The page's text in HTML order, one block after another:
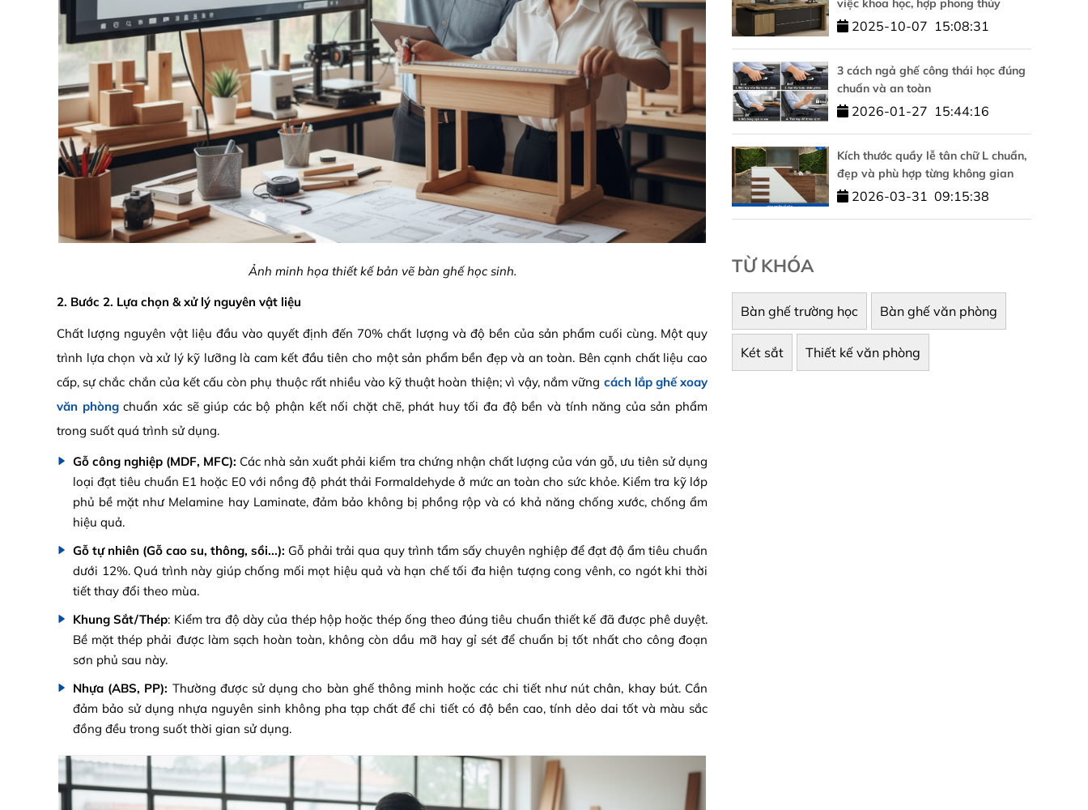
Ảnh minh họa thiết kế bản vẽ bàn ghế học sinh.
2. Bước 2. Lựa chọn & xử lý nguyên vật liệu
Chất lượng nguyên vật liệu đầu vào quyết định đến 70% chất lượng và độ bền của sản phẩm cuối cùng.Một quy
trình lựa chọn và xử lý kỹ lưỡng là cam kết đầu tiên cho một sản phẩm bền đẹp và an toàn. Bên cạnh chất liệu cao
cấp, sự chắc chắn của kết cấu còn phụ thuộc rất nhiều vào kỹ thuật hoàn thiện; vì vậy, nắm vững cách lắp ghế xoay
văn phòngchuẩn xác sẽ giúp các bộ phận kết nối chặt chẽ,phát huy tối đa độ bền và tính năng của sản phẩm
trong suốt quá trình sử dụng.
Gỗ công nghiệp (MDF, MFC): Các nhà sản xuất phải kiểm tra chứng nhận chất lượng của ván gỗ, ưu tiên sử dụng
loại đạt tiêu chuẩn E1 hoặc E0 với nồng độ phát thải Formaldehyde ở mức an toàn cho sức khỏe. Kiểm tra kỹ lớp
phủ bề mặt như Melamine hay Laminate, đảm bảo không bị phồng rộp và có khả năng chống xước, chống ẩm
hiệu quả.
Gỗ tự nhiên (Gỗ cao su, thông, sồi...): Gỗ phải trải qua quy trình tẩm sấy chuyên nghiệp để đạt độ ẩm tiêu chuẩn
dưới 12%. Quá trình này giúp chống mối mọt hiệu quả và hạn chế tối đa hiện tượng cong vênh, co ngót khi thời
tiết thay đổi theo mùa.
Khung Sắt/Thép: Kiểm tra độ dày của thép hộp hoặc thép ống theo đúng tiêu chuẩn thiết kế đã được phê duyệt.
Bề mặt thép phải được làm sạch hoàn toàn, không còn dầu mỡ hay gỉ sét để chuẩn bị tốt nhất cho công đoạn
sơn phủ sau này.
Nhựa (ABS, PP): Thường được sử dụng cho bàn ghế thông minh hoặc các chi tiết như nút chân, khay bút. Cần
đảm bảo sử dụng nhựa nguyên sinh không pha tạp chất để chi tiết có độ bền cao, tính dẻo dai tốt và màu sắc
đồng đều trong suốt thời gian sử dụng.
việc khoa học, hợp phong thủy
2025-10-07 15:08:31
3 cách ngả ghế công thái học đúng
chuẩn và an toàn
2026-01-27 15:44:16
Kích thước quầy lễ tân chữ L chuẩn,
đẹp và phù hợp từng không gian
2026-03-31 09:15:38
TỪ KHÓA
Bàn ghế trường học Bàn ghế văn phòng
Két sắt Thiết kế văn phòng